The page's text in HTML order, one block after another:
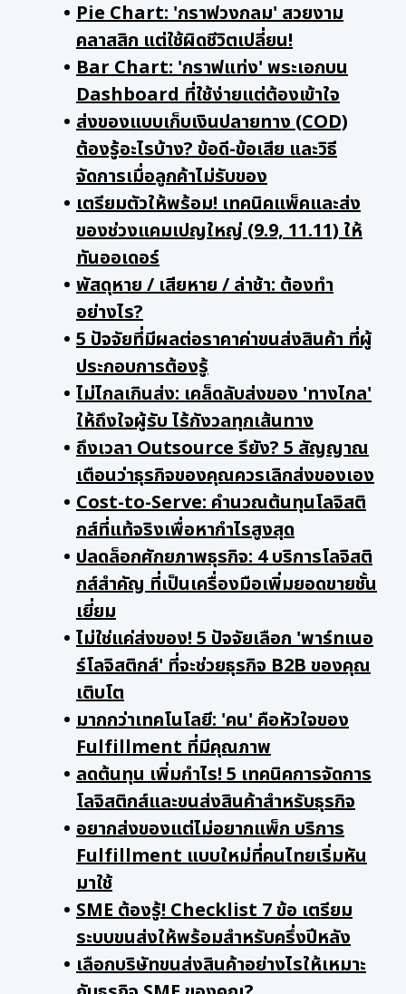
Pie Chart: 'กราฟวงกลม' สวยงาม
คลาสสิก แต่ใช้ผิดชีวิตเปลี่ยน!
Bar Chart: 'กราฟแท่ง' พระเอกบน
Dashboard ที่ใช้ง่ายแต่ต้องเข้าใจ
ส่งของแบบเก็บเงินปลายทาง (COD)
ต้องรู้อะไรบ้าง? ข้อดี-ข้อเสีย และวิธี
จัดการเมื่อลูกค้าไม่รับของ
เตรียมตัวให้พร้อม! เทคนิคแพ็คและส่ง
ของช่วงแคมเปญใหญ่ (9.9, 11.11) ให้
ทันออเดอร์
พัสดุหาย / เสียหาย / ล่าช้า: ต้องทำ
อย่างไร?
5 ปัจจัยที่มีผลต่อราคาค่าขนส่งสินค้า ที่ผู้
ประกอบการต้องรู้
ไม่ไกลเกินส่ง: เคล็ดลับส่งของ 'ทางไกล'
ให้ถึงใจผู้รับ ไร้กังวลทุกเส้นทาง
ถึงเวลา Outsource รึยัง? 5 สัญญาณ
เตือนว่าธุรกิจของคุณควรเลิกส่งของเอง
Cost-to-Serve: คำนวณต้นทุนโลจิสติ
กส์ที่แท้จริงเพื่อหากำไรสูงสุด
ปลดล็อกศักยภาพธุรกิจ: 4 บริการโลจิสติ
กส์สำคัญ ที่เป็นเครื่องมือเพิ่มยอดขายชั้น
เยี่ยม
ไม่ใช่แค่ส่งของ! 5 ปัจจัยเลือก 'พาร์ทเนอ
ร์โลจิสติกส์' ที่จะช่วยธุรกิจ B2B ของคุณ
เติบโต
มากกว่าเทคโนโลยี: 'คน' คือหัวใจของ
Fulfillment ที่มีคุณภาพ
ลดต้นทุน เพิ่มกำไร! 5 เทคนิคการจัดการ
โลจิสติกส์และขนส่งสินค้าสำหรับธุรกิจ
อยากส่งของแต่ไม่อยากแพ็ก บริการ
Fulfillment แบบใหม่ที่คนไทยเริ่มหัน
มาใช้
SME ต้องรู้! Checklist 7 ข้อ เตรียม
ระบบขนส่งให้พร้อมสำหรับครึ่งปีหลัง
เลือกบริษัทขนส่งสินค้าอย่างไรให้เหมาะ